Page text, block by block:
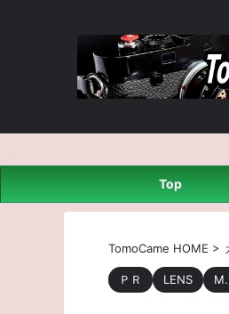
Top
TomoCame HOME >
ＰＲ LENS